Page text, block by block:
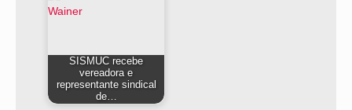
SISMUC recebe
vereadora e
representante sindical
de…